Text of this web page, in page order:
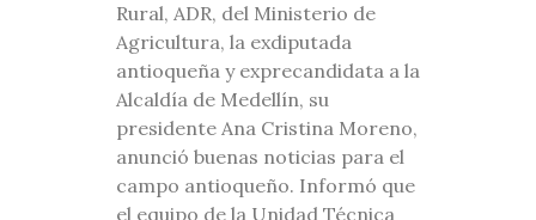
Rural, ADR, del Ministerio de
Agricultura, la exdiputada
antioqueña y exprecandidata a la
Alcaldía de Medellín, su
presidente Ana Cristina Moreno,
anunció buenas noticias para el
campo antioqueño. Informó que
el equipo de la Unidad Técnica